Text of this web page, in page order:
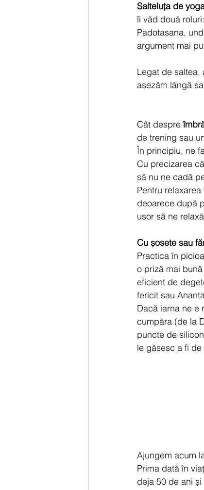
Salteluța de
îi văd două
Padotasana,
argument mai
Legat de saltea,
așezăm lângă
Cât despre
de trening sau
În principiu, ne
Cu precizarea
să nu ne cadă
Pentru
deoarece după
ușor să ne
Cu șosete sau
Practica în
o priză mai
eficient de
fericit sau
Dacă iarna ne e
cumpăra (de la
puncte de
le găsesc a fi
Ajungem acum
Prima dată în
deja 50 de ani